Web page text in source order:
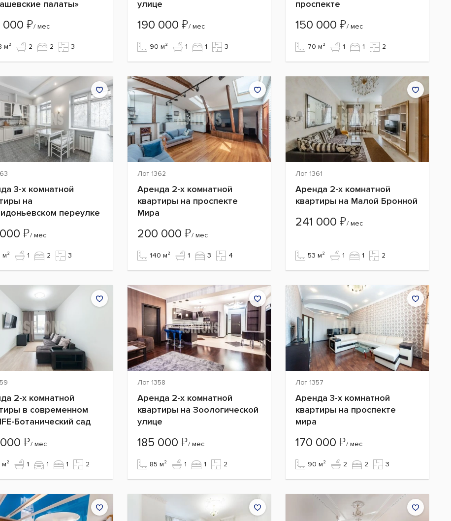
палаты»
000 ₽/ мес
м² 2 2 3
улице
190 000 ₽/ мес
90 м² 1 1 3
проспекте
150 000 ₽/ мес
70 м² 1 1 2
3-х комнатной
на
переулке
₽/ мес
м² 1 2 3
Лот 1362
Аренда 2-х комнатной
квартиры на проспекте
Мира
200 000 ₽/ мес
140 м² 1 3 4
Лот 1361
Аренда 2-х комнатной
квартиры на Малой Бронной
241 000 ₽/ мес
53 м² 1 1 2
2-х комнатной
в современном
Ботанический сад
₽/ мес
1 1 1 2
Лот 1358
Аренда 2-х комнатной
квартиры на Зоологической
улице
185 000 ₽/ мес
85 м² 1 1 2
Лот 1357
Аренда 3-х комнатной
квартиры на проспекте
мира
170 000 ₽/ мес
90 м² 2 2 3